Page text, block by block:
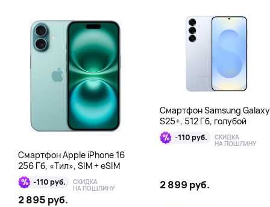
Смартфон Apple iPhone 16
256 Гб, «Тил», SIM + eSIM
-110 руб. СКИДКА
НА ПОШЛИНУ
2 895 руб.
Смартфон Samsung Galaxy
S25+, 512 Гб, голубой
-110 руб. СКИДКА
НА ПОШЛИНУ
2 899 руб.